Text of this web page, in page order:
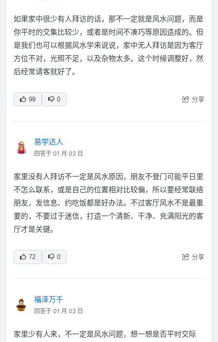
如果家中很少有人拜访的话，那不一定就是风水问题，而是
你平时的交集比较少，或者是时间不凑巧等原因造成的。但
是我们也可以根据风水学来说说，家中无人拜访是因为客厅
方位不对，光照不足，以及杂物太多。这个时候调整好，然
后经常请客就好了。
99 0 分享
易学达人
回答于 01 月 02 日
家里没有人拜访不一定是风水原因，朋友不登门可能平日里
不怎么联系，或是自己的位置相对比较偏，所以要经常联络
朋友，发信息、约吃饭都是好办法。不过客厅风水不是最重
要的，不要过于迷信，打造一个清新、干净、充满阳光的客
厅才是关键。
72 0 分享
福泽万千
回答于 01 月 02 日
家里少有人来，不一定是风水问题，想一想是否平时交际